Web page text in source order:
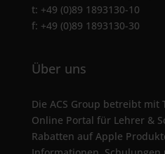
t: +49 (0)89 1893130-10
f: +49 (0)89 1893130-30
Über uns
Die ACS Group betreibt mit
Online Portal für Lehrer &
Rabatten auf Apple